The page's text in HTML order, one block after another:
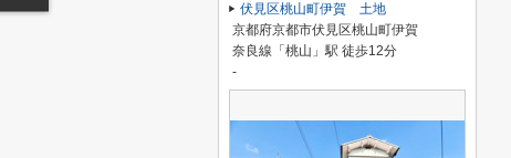
伏見区桃山町伊賀 土地
京都府京都市伏見区桃山町伊賀
奈良線「桃山」駅 徒歩12分
-